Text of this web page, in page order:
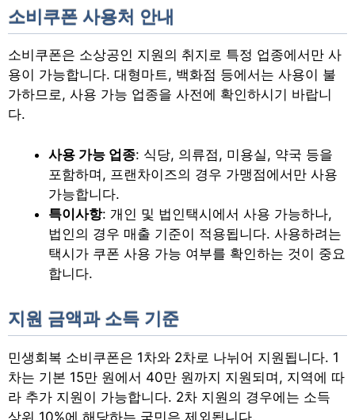
소비쿠폰 사용처 안내
소비쿠폰은 소상공인 지원의 취지로 특정 업종에서만 사
용이 가능합니다. 대형마트, 백화점 등에서는 사용이 불
가하므로, 사용 가능 업종을 사전에 확인하시기 바랍니
다.
사용 가능 업종: 식당, 의류점, 미용실, 약국 등을
포함하며, 프랜차이즈의 경우 가맹점에서만 사용
가능합니다.
특이사항: 개인 및 법인택시에서 사용 가능하나,
법인의 경우 매출 기준이 적용됩니다. 사용하려는
택시가 쿠폰 사용 가능 여부를 확인하는 것이 중요
합니다.
지원 금액과 소득 기준
민생회복 소비쿠폰은 1차와 2차로 나뉘어 지원됩니다. 1
차는 기본 15만 원에서 40만 원까지 지원되며, 지역에 따
라 추가 지원이 가능합니다. 2차 지원의 경우에는 소득
상위 10%에 해당하는 국민은 제외됩니다.